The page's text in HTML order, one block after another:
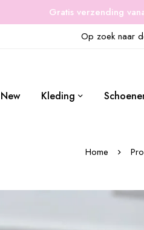
Gratis verzending
Op zoek naar
New Kleding
Home